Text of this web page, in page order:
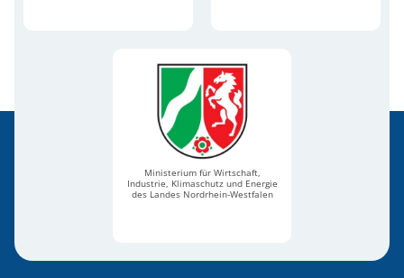
Ministerium für Wirtschaft,
Industrie, Klimaschutz und Energie
des Landes Nordrhein-Westfalen